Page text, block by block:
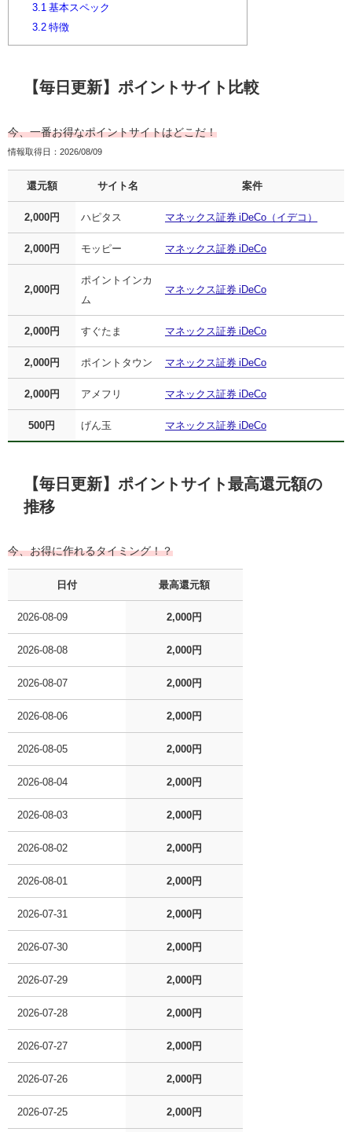
3.1 基本スペック
3.2特徴
【毎日更新】ポイントサイト比較
今、一番お得なポイントサイトはどこだ！
情報取得日：2026/08/09
還元額 サイト名 案件
2,000円 ハピタス マネックス証券 iDeCo（イデコ）
2,000円 モッピー マネックス証券 iDeCo
2,000円
ポイントインカ
ム
マネックス証券 iDeCo
2,000円 すぐたま マネックス証券 iDeCo
2,000円 ポイントタウン マネックス証券 iDeCo
2,000円 アメフリ マネックス証券 iDeCo
500円 げん玉 マネックス証券 iDeCo
【毎日更新】ポイントサイト最高還元額の
推移
今、お得に作れるタイミング！？
日付 最高還元額
2026-08-09 2,000円
2026-08-08 2,000円
2026-08-07 2,000円
2026-08-06 2,000円
2026-08-05 2,000円
2026-08-04 2,000円
2026-08-03 2,000円
2026-08-02 2,000円
2026-08-01 2,000円
2026-07-31 2,000円
2026-07-30 2,000円
2026-07-29 2,000円
2026-07-28 2,000円
2026-07-27 2,000円
2026-07-26 2,000円
2026-07-25 2,000円